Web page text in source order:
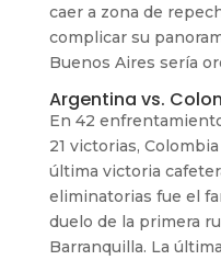
caer a zona de
complicar su
Buenos Aires sería
Argentina vs.
En 42
21 victorias,
última victoria
eliminatorias fue el
duelo de la primera
Barranquilla. La